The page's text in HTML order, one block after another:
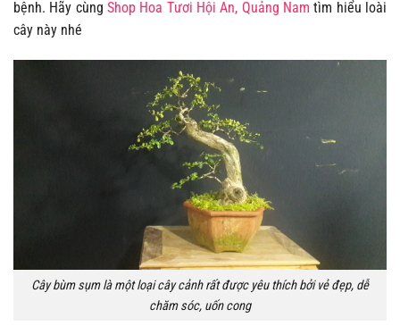
bệnh. Hãy cùng Shop Hoa Tươi Hội An, Quảng Nam tìm hiểu loài
cây này nhé
Cây bùm sụm là một loại cây cảnh rất được yêu thích bởi vẻ đẹp, dễ
chăm sóc, uốn cong